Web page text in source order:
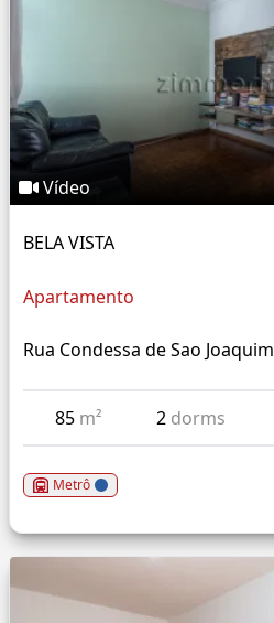
Vídeo
BELA VISTA
Apartamento
Rua Condessa de Sao Joaquim
85 m² 2 dorms
Metrô